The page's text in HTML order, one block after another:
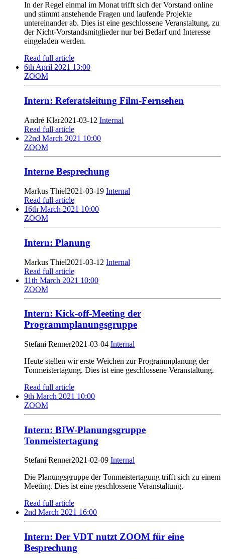
In der Regel einmal im Monat trifft sich der Vorstand online
und stimmt anstehende Fragen und laufende Projekte
untereinander ab. Dies ist eine geschlossene Veranstaltung, zu
der Nicht-Vorstandsmitglieder nur bei Bedarf und Interesse
eingeladen werden.
Read full article
6th April 2021 13:00
ZOOM
Intern: Referatsleitung Film-Fernsehen
André Klar2021-03-12 Internal
Read full article
22nd March 2021 10:00
ZOOM
Interne Besprechung
Markus Thiel2021-03-19 Internal
Read full article
16th March 2021 10:00
ZOOM
Intern: Planung
Markus Thiel2021-03-12 Internal
Read full article
11th March 2021 10:00
ZOOM
Intern: Kick-off-Meeting der
Programmplanungsgruppe
Stefani Renner2021-03-04 Internal
Heute stellen wir erste Weichen zur Programmplanung der
Tonmeistertagung. Dies ist eine geschlossene Veranstaltung.
Read full article
9th March 2021 10:00
ZOOM
Intern: BIW-Planungsgruppe
Tonmeistertagung
Stefani Renner2021-02-09 Internal
Die Planungsgruppe der Tonmeistertagung trifft sich zu einem
Meeting. Dies ist eine geschlossene Veranstaltung.
Read full article
2nd March 2021 16:00
Intern: Der VDT nutzt ZOOM für eine
Besprechung